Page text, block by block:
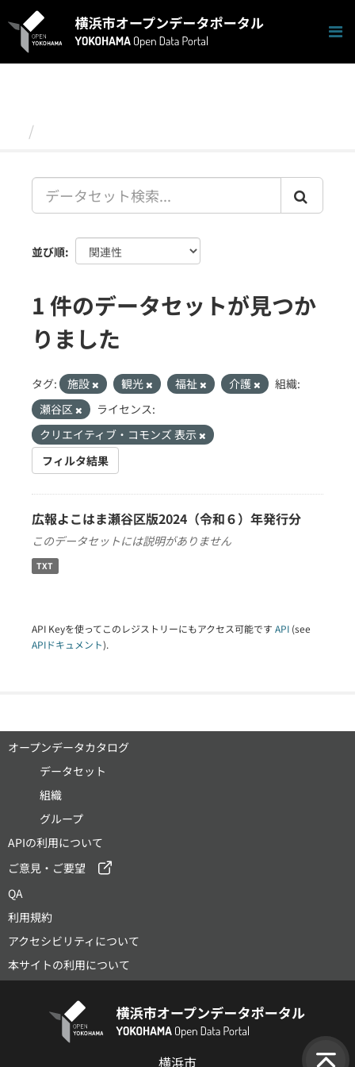
キ
並び順
1 件のデータセットが見つか
りました
タグ: 施設 観光 福祉 介護
組織:
瀬谷区
ライセンス:
クリエイティブ・コモンズ 表示
フィルタ結果
広報よこはま瀬谷区版2024（令和６）年発行分
このデータセットには説明がありません
TXT
API Keyを使ってこのレジストリーにもアクセス可能です API (see
APIドキュメント).
オープンデータカタログ
データセット
組織
グループ
APIの利用について
ご意見・ご要望
QA
利用規約
アクセシビリティについて
本サイトの利用について
横浜市